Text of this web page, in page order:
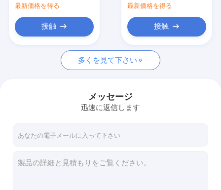
ブログ
引金 を 求め て ください
CNC回転部品
用 機械用 機械用 機械
用 機械用 機械用 機械
用 機械用
最新価格を得る
接触
最新価格を得る
接触
多くを見て下さい
メッセージ
迅速に返信します